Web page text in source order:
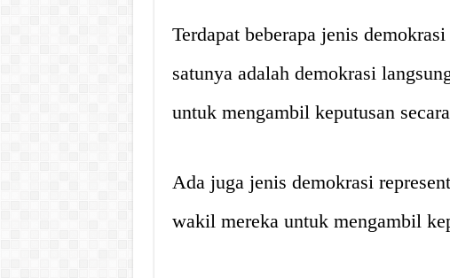
Terdapat beberapa jenis
satunya adalah demokrasi
untuk mengambil keputusan
Ada juga jenis demokrasi
wakil mereka untuk mengambil